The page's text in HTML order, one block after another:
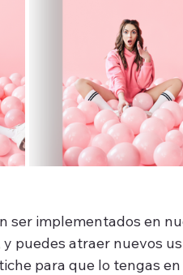
ser implementados en
puedes atraer nuevos
para que lo tengas